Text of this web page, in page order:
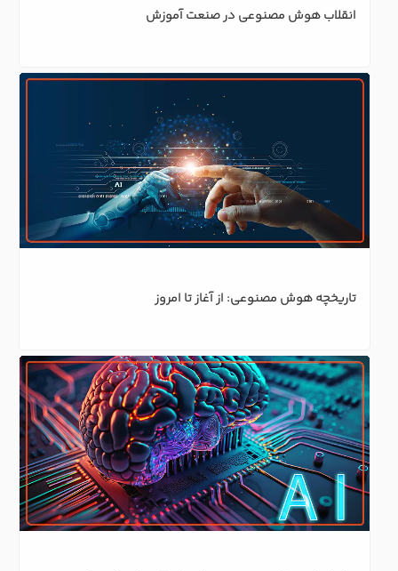
انقلاب هوش مصنوعی در صنعت آموزش
تاریخچه هوش مصنوعی: از آغاز تا امروز